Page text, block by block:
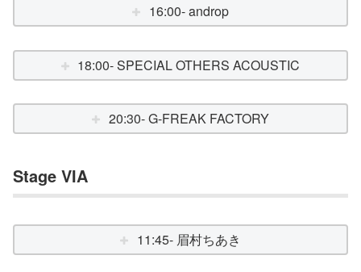
16:00- androp
18:00- SPECIAL OTHERS ACOUSTIC
20:30- G-FREAK FACTORY
Stage VIA
11:45- 眉村ちあき